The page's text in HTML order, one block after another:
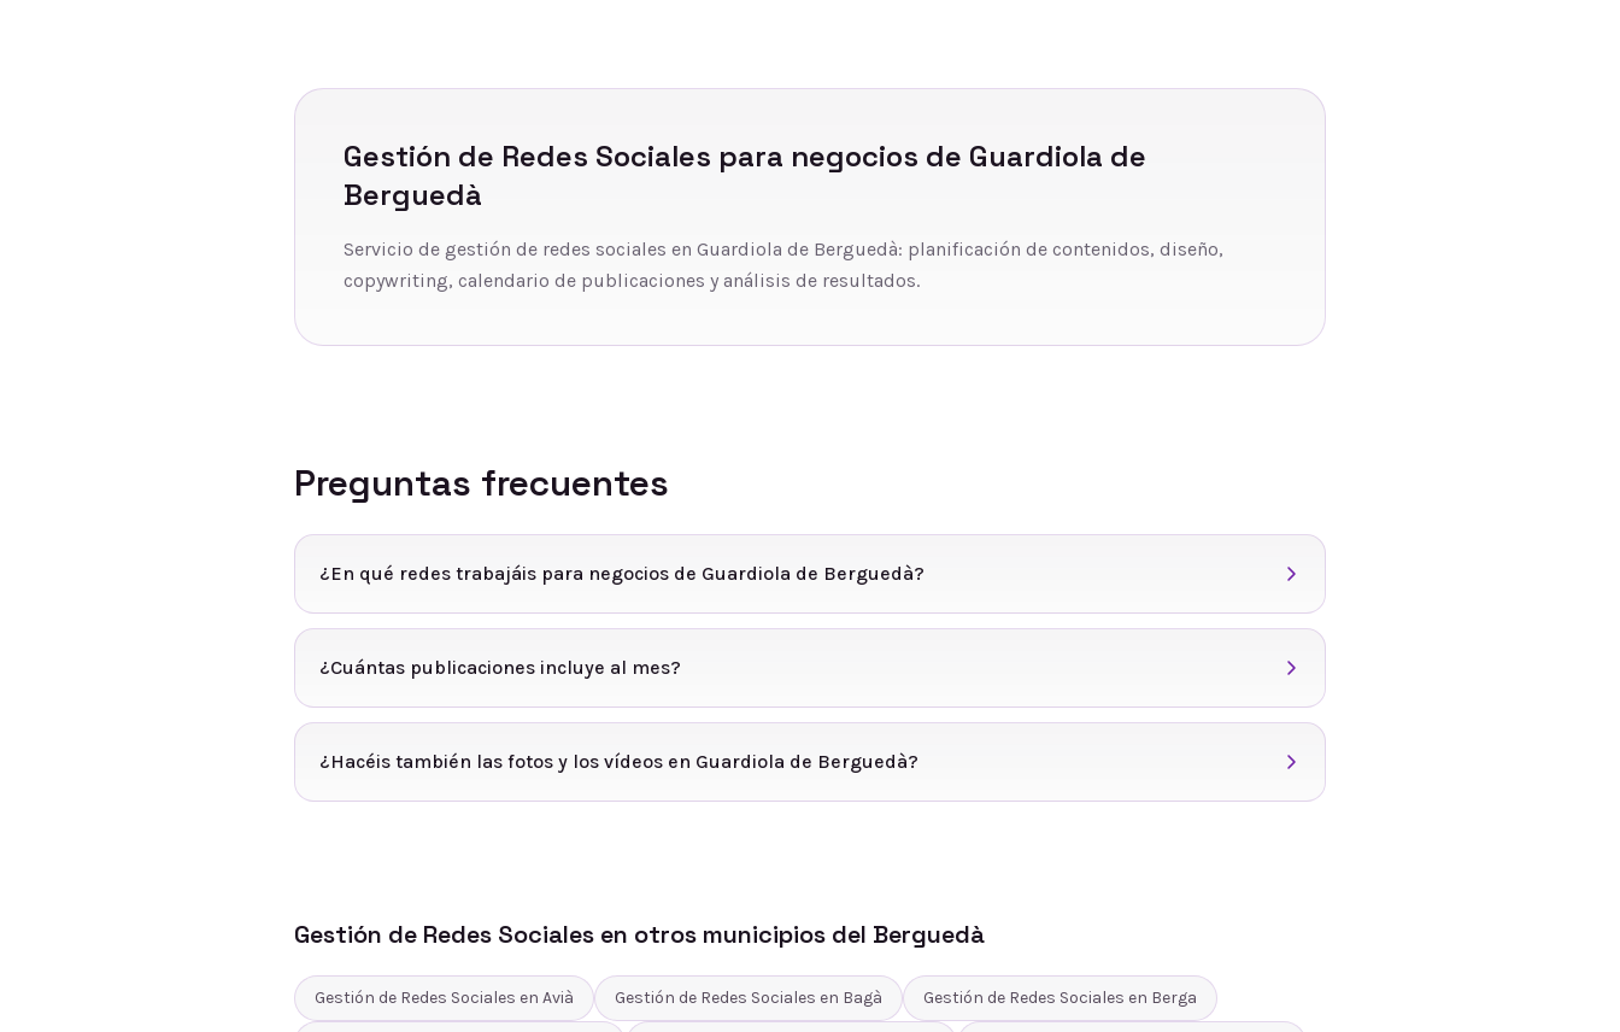
Gestión de Redes Sociales para negocios de Guardiola de
Berguedà
Servicio de gestión de redes sociales en Guardiola de Berguedà: planificación de contenidos, diseño,
copywriting, calendario de publicaciones y análisis de resultados.
Preguntas frecuentes
¿En qué redes trabajáis para negocios de Guardiola de Berguedà?
¿Cuántas publicaciones incluye al mes?
¿Hacéis también las fotos y los vídeos en Guardiola de Berguedà?
Gestión de Redes Sociales en otros municipios del Berguedà
Gestión de Redes Sociales en Avià Gestión de Redes Sociales en Bagà Gestión de Redes Sociales en Berga